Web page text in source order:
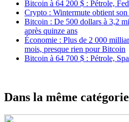
Bitcoin à 64 200 $ : Pétrole,
Crypto : Wintermute obtient son
Bitcoin : De 500 dollars à 3,2
après quinze ans
Économie : Plus de 2 000
mois, presque rien pour Bitcoin
Bitcoin à 64 700 $ : Pétrole,
Dans la même catégorie